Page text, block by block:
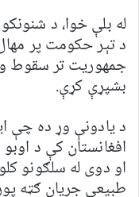
له بلې خوا، د
د تېر حکومت پر
جمهوریت تر سقوط
بشپړې کړې.
د یادونې وړ ده چې
افغانستان کې د
او دوی له سلګونو
طبیعي جریان ګټه